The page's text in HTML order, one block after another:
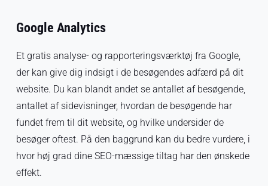
Google Analytics
Et gratis analyse- og rapporteringsværktøj fra Google,
der kan give dig indsigt i de besøgendes adfærd på dit
website. Du kan blandt andet se antallet af besøgende,
antallet af sidevisninger, hvordan de besøgende har
fundet frem til dit website, og hvilke undersider de
besøger oftest. På den baggrund kan du bedre vurdere, i
hvor høj grad dine SEO-mæssige tiltag har den ønskede
effekt.